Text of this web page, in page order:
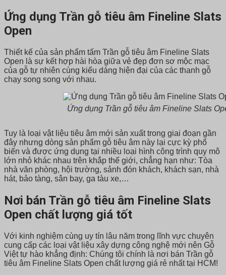
Ứng dụng Trần gỗ tiêu âm Fineline Slats
Open
Thiết kế của sản phẩm tấm Trần gỗ tiêu âm Fineline Slats
Open là sự kết hợp hài hòa giữa vẻ đẹp đơn sơ mộc mạc
của gỗ tự nhiên cùng kiểu dáng hiện đại của các thanh gỗ
chạy song song với nhau.
Ứng dụng Trần gỗ tiêu âm Fineline Slats
Tuy là loại vật liệu tiêu âm mới sản xuất trong giai đoạn gần
đây nhưng dòng sản phẩm gỗ tiêu âm này lại cực kỳ phổ
biến và được ứng dụng tại nhiều loại hình công trình quy mô
lớn nhỏ khác nhau trên khắp thế giới, chẳng hạn như: Tòa
nhà văn phòng, hội trường, sảnh đón khách, khách sạn, nhà
hát, bảo tàng, sân bay, ga tàu xe,…
Nơi bán Trần gỗ tiêu âm Fineline Slats
Open chất lượng giá tốt
Với kinh nghiệm cùng uy tín lâu năm trong lĩnh vực chuyên
cung cấp các loại vật liệu xây dựng công nghệ mới nên Gỗ
Việt tự hào khẳng định: Chúng tôi chính là nơi bán Trần gỗ
tiêu âm Fineline Slats Open chất lượng giá rẻ nhất tại HCM!